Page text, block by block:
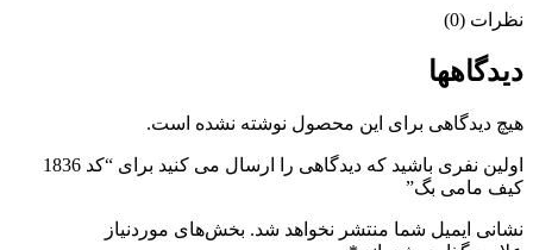
نظرات (0)
دیدگاهها
هیچ دیدگاهی برای این محصول نوشته نشده است.
اولین نفری باشید که دیدگاهی را ارسال می کنید برای “کد 1836
کیف مامی بگ”
نشانی ایمیل شما منتشر نخواهد شد. بخش‌های موردنیاز